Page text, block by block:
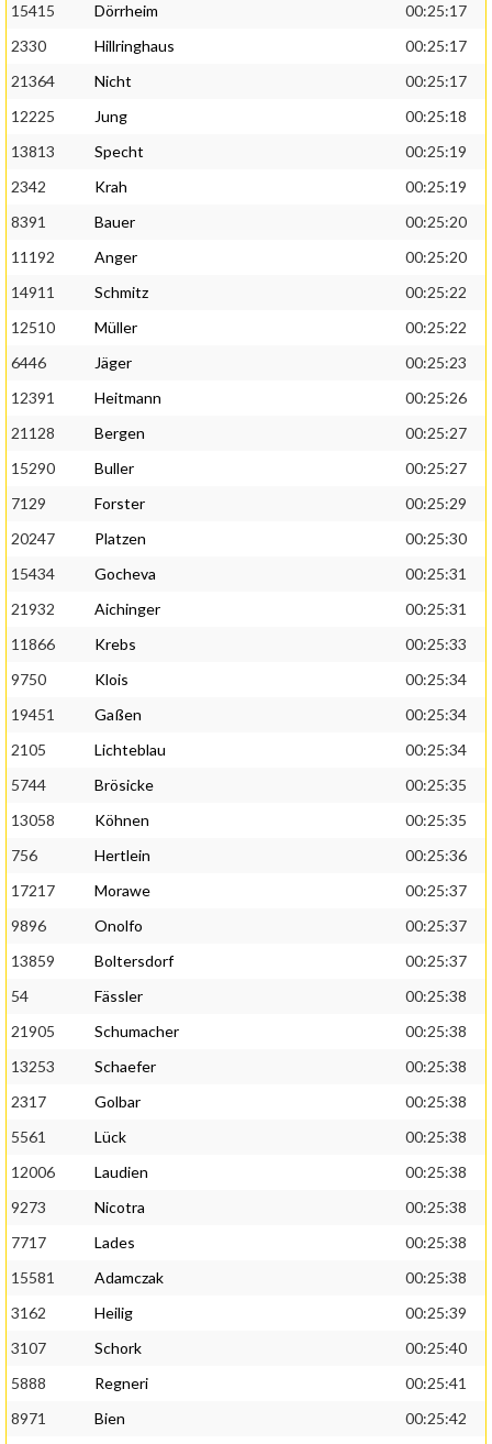
15415
Dörrheim
00:25:17
2330
Hillringhaus
00:25:17
21364
Nicht
00:25:17
12225
Jung
00:25:18
13813
Specht
00:25:19
2342
Krah
00:25:19
8391
Bauer
00:25:20
11192
Anger
00:25:20
14911
Schmitz
00:25:22
12510
Müller
00:25:22
6446
Jäger
00:25:23
12391
Heitmann
00:25:26
21128
Bergen
00:25:27
15290
Buller
00:25:27
7129
Forster
00:25:29
20247
Platzen
00:25:30
15434
Gocheva
00:25:31
21932
Aichinger
00:25:31
11866
Krebs
00:25:33
9750
Klois
00:25:34
19451
Gaßen
00:25:34
2105
Lichteblau
00:25:34
5744
Brösicke
00:25:35
13058
Köhnen
00:25:35
756
Hertlein
00:25:36
17217
Morawe
00:25:37
9896
Onolfo
00:25:37
13859
Boltersdorf
00:25:37
54
Fässler
00:25:38
21905
Schumacher
00:25:38
13253
Schaefer
00:25:38
2317
Golbar
00:25:38
5561
Lück
00:25:38
12006
Laudien
00:25:38
9273
Nicotra
00:25:38
7717
Lades
00:25:38
15581
Adamczak
00:25:38
3162
Heilig
00:25:39
3107
Schork
00:25:40
5888
Regneri
00:25:41
8971
Bien 00:25:42